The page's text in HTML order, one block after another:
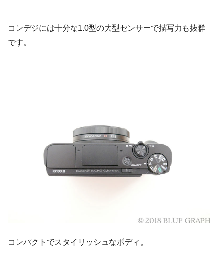
コンデジには十分な1.0型の大型センサーで描写力も抜群
です。
コンパクトでスタイリッシュなボディ。